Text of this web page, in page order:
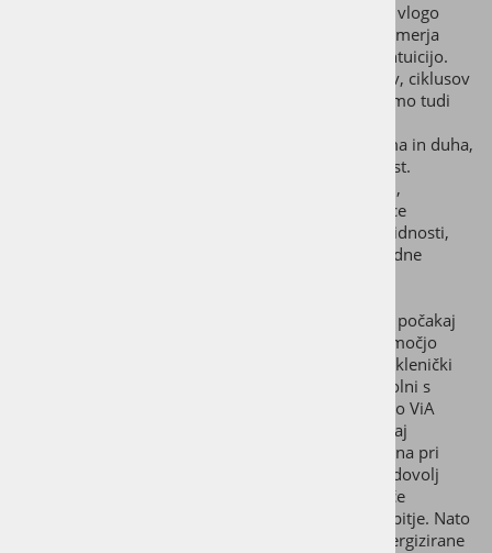
: ima vlogo
zaščitnika mineralnega kraljestva. Ta kristal nas usmerja
navznoter, krepi samozavedanje, senzitivnost in intuicijo.
Velja tudi za kristal sreče, potovanj, novih začetkov, ciklusov
in podpira žensko energijo. Z njegovo energijo bomo tudi
: kraljevski kristal bistrosti razuma in duha,
kamen volje, spodbuja moč, pokončnost, odločnost.
Poživlja, vrača v življenje, prinaša smisel in namen,
poštenost, neposrednost, iskrenost. Kristal, ki celice
prežema z energijo gora in duha. Je tudi kristal lucidnosti,
daje moč koncentracije in čuječnosti – pravilne budne
Svojo stekleničko s kristali napolni s pitno vodo in počakaj
približno 7 minut, da kristali obogatijo vodo. S pomočjo
cedila za čaj, ki je na voljo kot dodatek, lahko v steklenički
ViA HEAT pripraviš tudi svež čaj. Cedilo za čaj napolni s
čajem v razsuti obliki in ga nato vstavi v stekleničko ViA
HEAT. V stekleničko previdno nalij vročo vodo in čaj
namakaj v skladu z navodili. Bodi previden/previdna pri
odstranjevanju cedila za čaj. Počakaj, da se pijača dovolj
ohladi! Zaradi steklene izolacije od zunaj ni mogoče
ugotoviti, ali ima pijača primerno temperaturo za pitje. Nato
uživaj v edinstveni kakovosti in nežnem okusu energizirane